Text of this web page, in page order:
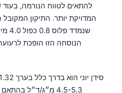
להתאים לטווח הנורמה, בעוד
המדויקת יותר. התיקון המקובל
הנוסחה הזו הופכת
4.5-5.3 מ״ג/ד״ל